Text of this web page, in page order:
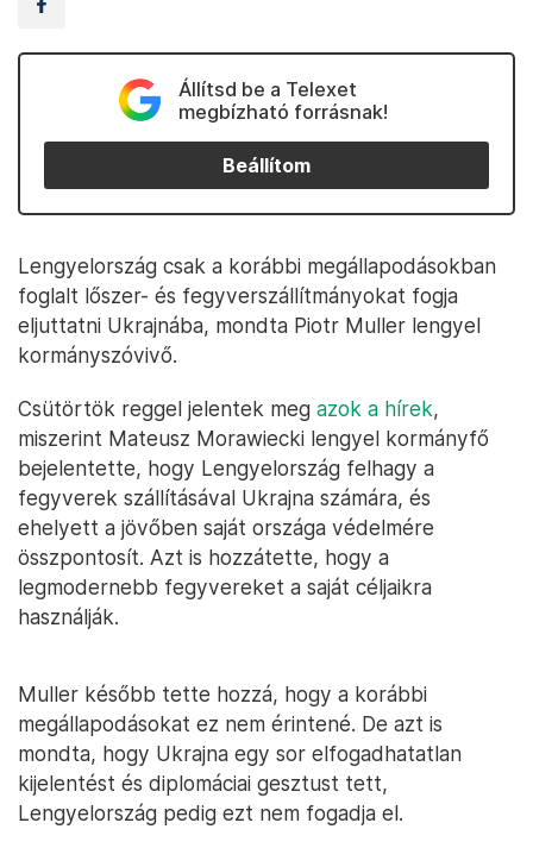
Állítsd be a Telexet
megbízható forrásnak!
Beállítom
Lengyelország csak a korábbi megállapodásokban
foglalt lőszer- és fegyverszállítmányokat fogja
eljuttatni Ukrajnába, mondta Piotr Muller lengyel
kormányszóvivő.
Csütörtök reggel jelentek meg azok a hírek,
miszerint Mateusz Morawiecki lengyel kormányfő
bejelentette, hogy Lengyelország felhagy a
fegyverek szállításával Ukrajna számára, és
ehelyett a jövőben saját országa védelmére
összpontosít. Azt is hozzátette, hogy a
legmodernebb fegyvereket a saját céljaikra
használják.
Muller később tette hozzá, hogy a korábbi
megállapodásokat ez nem érintené. De azt is
mondta, hogy Ukrajna egy sor elfogadhatatlan
kijelentést és diplomáciai gesztust tett,
Lengyelország pedig ezt nem fogadja el.